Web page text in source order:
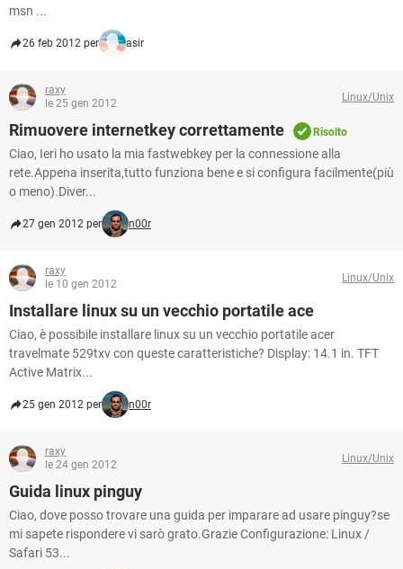
msn ...
26 feb 2012 per asir
raxy
le 25 gen 2012
Linux/Unix
Rimuovere internetkey correttamente Risolto
Ciao, Ieri ho usato la mia fastwebkey per la connessione alla
rete.Appena inserita,tutto funziona bene e si configura facilmente(più
o meno).Diver...
27 gen 2012 per n00r
raxy
le 10 gen 2012
Linux/Unix
Installare linux su un vecchio portatile ace
Ciao, è possibile installare linux su un vecchio portatile acer
travelmate 529txv con queste caratteristiche? Display: 14.1 in. TFT
Active Matrix...
25 gen 2012 per n00r
raxy
le 24 gen 2012
Linux/Unix
Guida linux pinguy
Ciao, dove posso trovare una guida per imparare ad usare pinguy?se
mi sapete rispondere vi sarò grato.Grazie Configurazione: Linux /
Safari 53...